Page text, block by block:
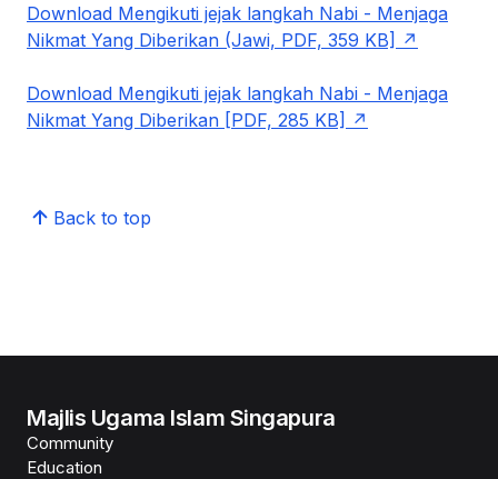
Download Mengikuti jejak langkah Nabi - Menjaga
Nikmat Yang Diberikan (Jawi, PDF, 359 KB]
Download Mengikuti jejak langkah Nabi - Menjaga
Nikmat Yang Diberikan [PDF, 285 KB]
Back to top
Majlis Ugama Islam Singapura
Community
Education